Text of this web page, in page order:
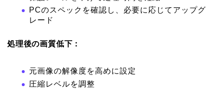
PCのスペックを確認し、必要に応じてアップグ
レード
処理後の画質低下：
元画像の解像度を高めに設定
圧縮レベルを調整